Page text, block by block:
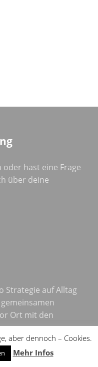
hast eine Frage
über deine
Strategie auf Alltag
Ort mit den
du auf
aber dennoch – Cookies.
Mehr Infos